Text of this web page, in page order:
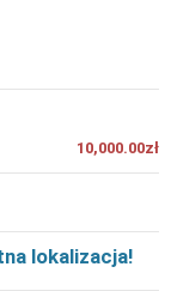
10,000.00zł
lokalizacja!